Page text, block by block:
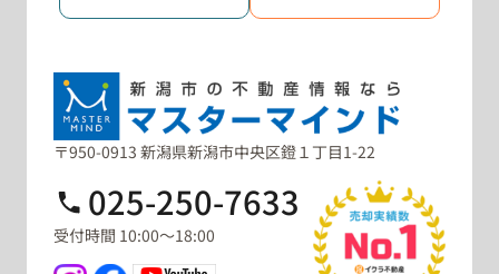
〒950-0913 新潟県新潟市中央区鐙１丁目1-22
025-250-7633
受付時間 10:00～18:00